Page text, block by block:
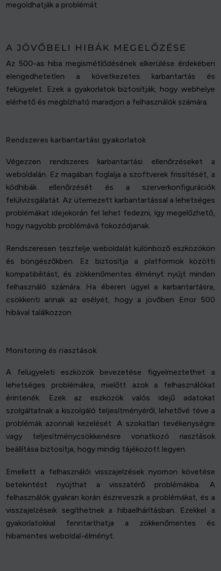
megoldhatják a problémát.
A JÖVŐBELI HIBÁK MEGELŐZÉSE
Az 500-as hiba megismétlődésének elkerülése érdekében
elengedhetetlen a következetes karbantartás és
felügyelet. Ezek a gyakorlatok biztosítják, hogy webhelye
elérhető és megbízható maradjon a felhasználók számára.
Rendszeres karbantartási gyakorlatok
Végezzen rendszeres karbantartási ellenőrzéseket a
weboldalán. Ez magában foglalja a szoftverek frissítését, a
kódhibák ellenőrzését és a szerverkonfigurációk
felülvizsgálatát. Az ütemezett karbantartással a lehetséges
problémákat idejekorán fel lehet fedezni, így megelőzhető,
hogy nagyobb problémává fokozódjanak.
Rendszeresen tesztelje weboldalát különböző eszközökön
és böngészőkben. Ez biztosítja a platformok közötti
kompatibilitást, és zökkenőmentes élményt nyújt minden
felhasználó számára. Ha éberen ügyel a karbantartásra,
csökkenti annak az esélyét, hogy a jövőben Error 500
hibával találkozzon.
Monitoring és riasztások
A felügyeleti eszközök bevezetése figyelmeztethet a
lehetséges problémákra, mielőtt azok a felhasználókat
érintenék. Ezek az eszközök valós idejű adatokat
szolgáltatnak a kiszolgáló teljesítményéről, lehetővé téve a
problémák azonnali kezelését. A szokatlan tevékenységre
vagy teljesítménycsökkenésre vonatkozó riasztások
beállítása biztosítja, hogy mindig tájékozott legyen.
Emellett a felhasználói visszajelzések nyomon követése
betekintést nyújthat a visszatérő problémákba. A
felhasználók gyakran korán észreveszik a problémákat, és a
visszajelzéseik segíthetnek a hibaelhárításban. Ezekkel a
gyakorlatokkal fenntarthatja a zökkenőmentes és
hibamentes weboldal-élményt.